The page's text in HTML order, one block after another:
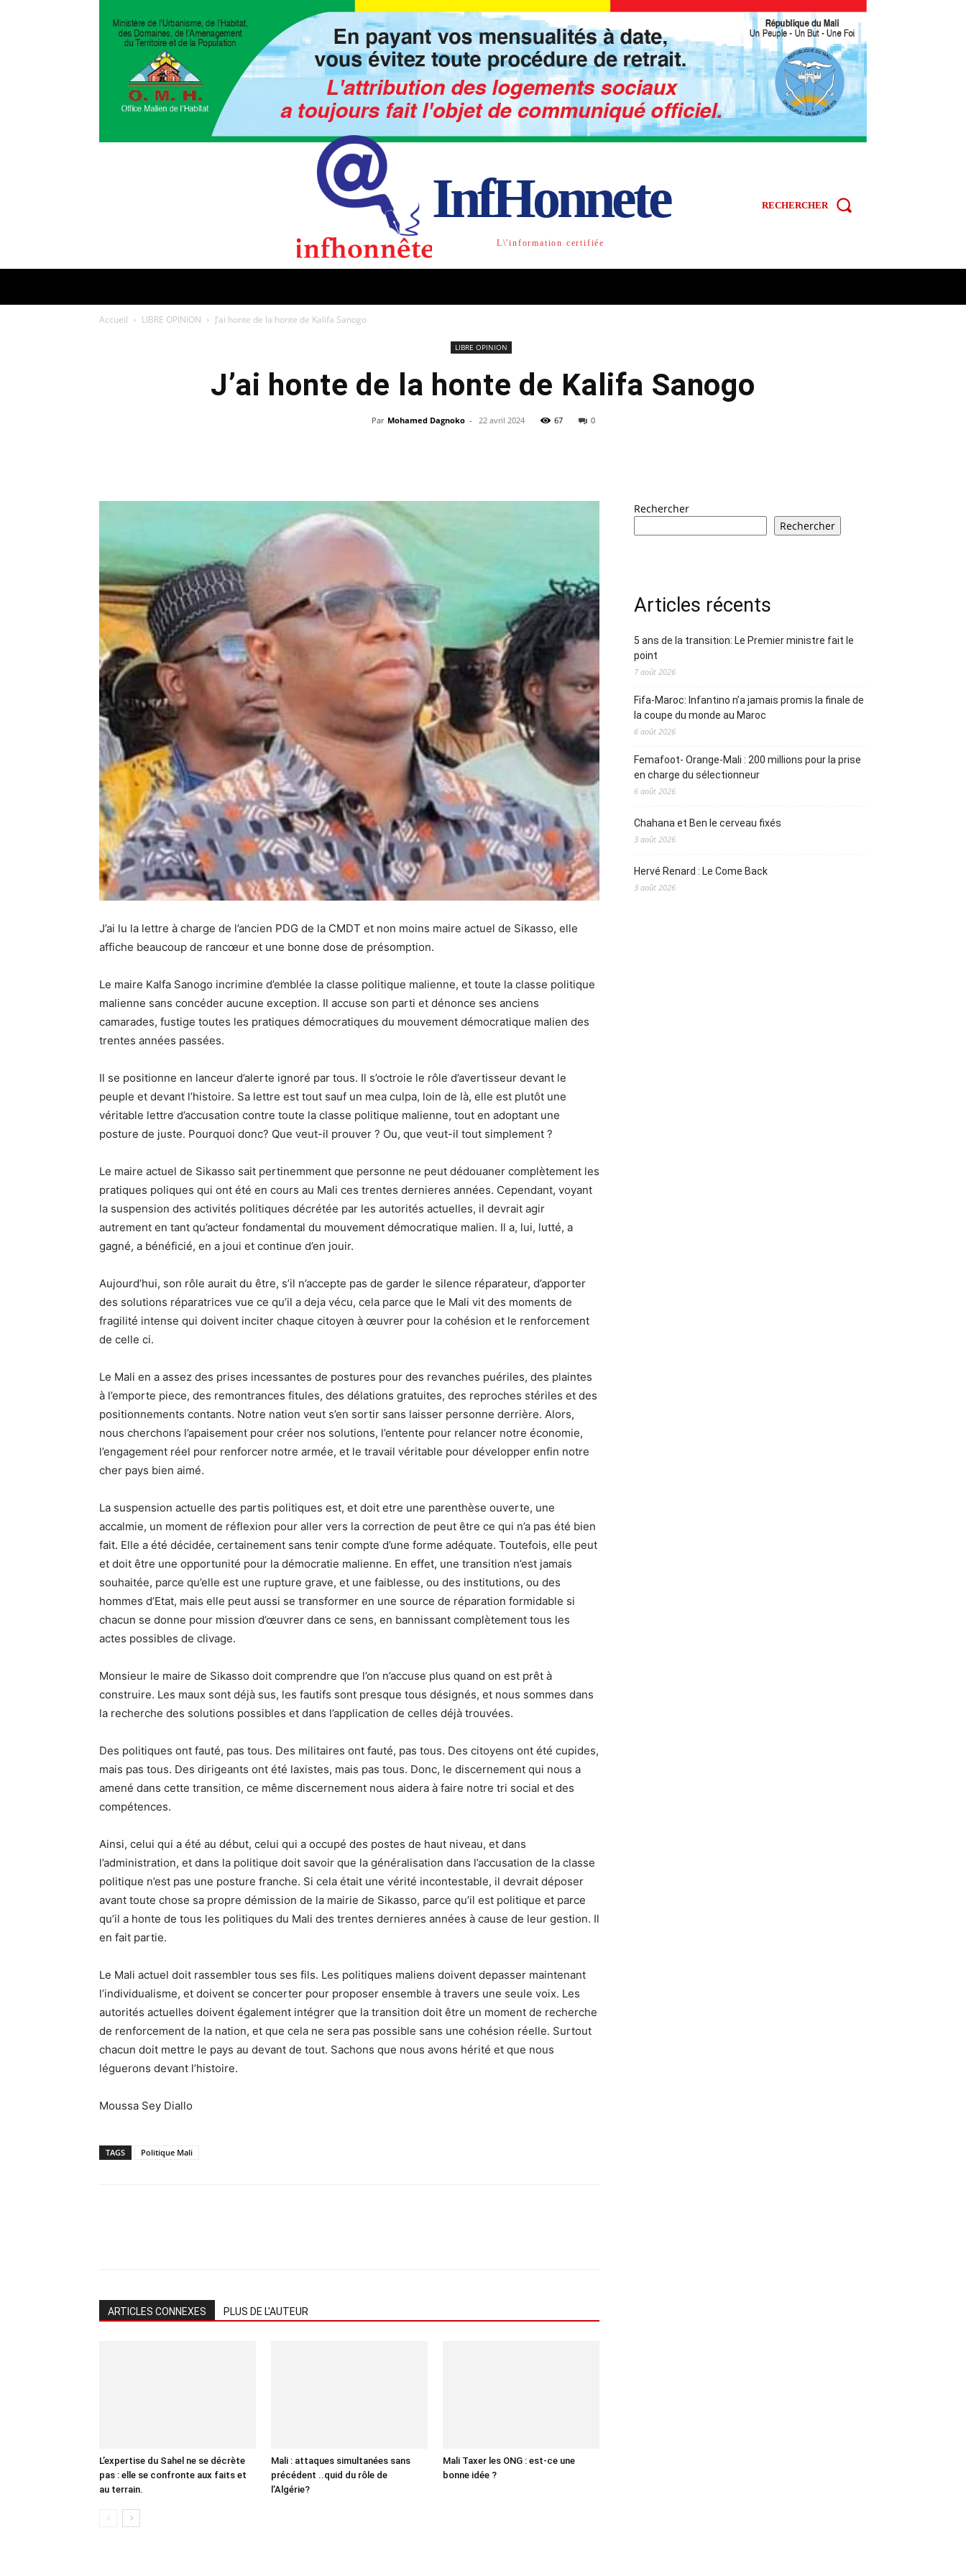
InfHonnete
L\'information certifiée
RECHERCHER
Accueil LIBRE OPINION J’ai honte de la honte de Kalifa Sanogo
LIBRE OPINION
J’ai honte de la honte de Kalifa Sanogo
Par Mohamed Dagnoko - 22 avril 2024 67 0
J’ai lu la lettre à charge de l’ancien PDG de la CMDT et non moins maire actuel de Sikasso, elle
affiche beaucoup de rancœur et une bonne dose de présomption.
Le maire Kalfa Sanogo incrimine d’emblée la classe politique malienne, et toute la classe politique
malienne sans concéder aucune exception. Il accuse son parti et dénonce ses anciens
camarades, fustige toutes les pratiques démocratiques du mouvement démocratique malien des
trentes années passées.
Il se positionne en lanceur d’alerte ignoré par tous. Il s’octroie le rôle d’avertisseur devant le
peuple et devant l’histoire. Sa lettre est tout sauf un mea culpa, loin de là, elle est plutôt une
véritable lettre d’accusation contre toute la classe politique malienne, tout en adoptant une
posture de juste. Pourquoi donc? Que veut-il prouver ? Ou, que veut-il tout simplement ?
Le maire actuel de Sikasso sait pertinemment que personne ne peut dédouaner complètement les
pratiques poliques qui ont été en cours au Mali ces trentes dernieres années. Cependant, voyant
la suspension des activités politiques décrétée par les autorités actuelles, il devrait agir
autrement en tant qu’acteur fondamental du mouvement démocratique malien. Il a, lui, lutté, a
gagné, a bénéficié, en a joui et continue d’en jouir.
Aujourd’hui, son rôle aurait du être, s’il n’accepte pas de garder le silence réparateur, d’apporter
des solutions réparatrices vue ce qu’il a deja vécu, cela parce que le Mali vit des moments de
fragilité intense qui doivent inciter chaque citoyen à œuvrer pour la cohésion et le renforcement
de celle ci.
Le Mali en a assez des prises incessantes de postures pour des revanches puériles, des plaintes
à l’emporte piece, des remontrances fitules, des délations gratuites, des reproches stériles et des
positionnements contants. Notre nation veut s’en sortir sans laisser personne derrière. Alors,
nous cherchons l’apaisement pour créer nos solutions, l’entente pour relancer notre économie,
l’engagement réel pour renforcer notre armée, et le travail véritable pour développer enfin notre
cher pays bien aimé.
La suspension actuelle des partis politiques est, et doit etre une parenthèse ouverte, une
accalmie, un moment de réflexion pour aller vers la correction de peut être ce qui n’a pas été bien
fait. Elle a été décidée, certainement sans tenir compte d’une forme adéquate. Toutefois, elle peut
et doit être une opportunité pour la démocratie malienne. En effet, une transition n’est jamais
souhaitée, parce qu’elle est une rupture grave, et une faiblesse, ou des institutions, ou des
hommes d’Etat, mais elle peut aussi se transformer en une source de réparation formidable si
chacun se donne pour mission d’œuvrer dans ce sens, en bannissant complètement tous les
actes possibles de clivage.
Monsieur le maire de Sikasso doit comprendre que l’on n’accuse plus quand on est prêt à
construire. Les maux sont déjà sus, les fautifs sont presque tous désignés, et nous sommes dans
la recherche des solutions possibles et dans l’application de celles déjà trouvées.
Des politiques ont fauté, pas tous. Des militaires ont fauté, pas tous. Des citoyens ont été cupides,
mais pas tous. Des dirigeants ont été laxistes, mais pas tous. Donc, le discernement qui nous a
amené dans cette transition, ce même discernement nous aidera à faire notre tri social et des
compétences.
Ainsi, celui qui a été au début, celui qui a occupé des postes de haut niveau, et dans
l’administration, et dans la politique doit savoir que la généralisation dans l’accusation de la classe
politique n’est pas une posture franche. Si cela était une vérité incontestable, il devrait déposer
avant toute chose sa propre démission de la mairie de Sikasso, parce qu’il est politique et parce
qu’il a honte de tous les politiques du Mali des trentes dernieres années à cause de leur gestion. Il
en fait partie.
Le Mali actuel doit rassembler tous ses fils. Les politiques maliens doivent depasser maintenant
l’individualisme, et doivent se concerter pour proposer ensemble à travers une seule voix. Les
autorités actuelles doivent également intégrer que la transition doit être un moment de recherche
de renforcement de la nation, et que cela ne sera pas possible sans une cohésion réelle. Surtout
chacun doit mettre le pays au devant de tout. Sachons que nous avons hérité et que nous
léguerons devant l’histoire.
Moussa Sey Diallo
TAGS Politique Mali
ARTICLES CONNEXES PLUS DE L'AUTEUR
L’expertise du Sahel ne se décrète
pas : elle se confronte aux faits et
au terrain.
Mali : attaques simultanées sans
précédent ..quid du rôle de
l’Algérie?
Mali Taxer les ONG : est-ce une
bonne idée ?
Rechercher
Rechercher
Articles récents
5 ans de la transition: Le Premier ministre fait le
point
7 août 2026
Fifa-Maroc: Infantino n’a jamais promis la finale de
la coupe du monde au Maroc
6 août 2026
Femafoot- Orange-Mali : 200 millions pour la prise
en charge du sélectionneur
6 août 2026
Chahana et Ben le cerveau fixés
3 août 2026
Hervé Renard : Le Come Back
3 août 2026